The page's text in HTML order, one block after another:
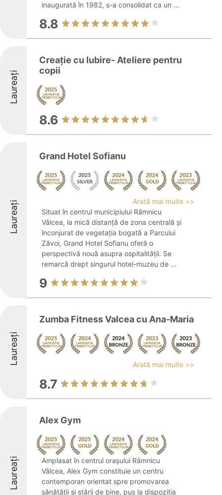
inaugurată în 1982, s-a consolidat ca un ...
8.8
Laureați
Creație cu Iubire- Ateliere pentru
copii
8.6
Laureați
Grand Hotel Sofianu
Arată mai multe >>
Situat în centrul municipiului Râmnicu
Vâlcea, la mică distanță de zona centrală și
înconjurat de vegetația bogată a Parcului
Zăvoi, Grand Hotel Sofianu oferă o
perspectivă nouă asupra ospitalității. Se
remarcă drept singurul hotel-muzeu de ...
9
Laureați
Zumba Fitness Valcea cu Ana-Maria
Arată mai multe >>
8.7
Laureați
Alex Gym
Amplasat în centrul orașului Râmnicu
Vâlcea, Alex Gym constituie un centru
contemporan orientat spre promovarea
sănătății și stării de bine, pus la dispoziția